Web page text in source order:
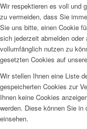
Wir respektieren es voll und
zu vermeiden, dass Sie
Sie uns bitte, einen Cookie
sich jederzeit abmelden
vollumfänglich nutzen zu
gesetzten Cookies auf
Wir stellen Ihnen eine Liste
gespeicherten Cookies zur
Ihnen keine Cookies
werden. Diese können Sie
einsehen.